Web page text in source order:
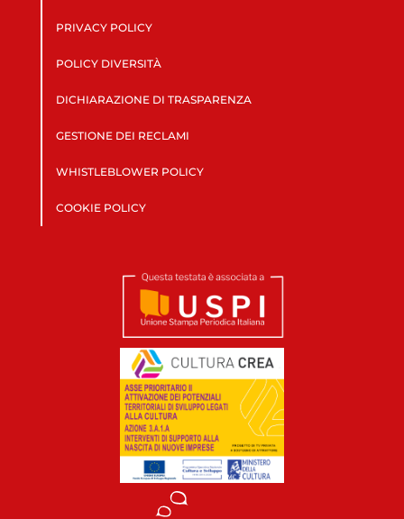
PRIVACY POLICY
POLICY DIVERSITÀ
DICHIARAZIONE DI TRASPARENZA
GESTIONE DEI RECLAMI
WHISTLEBLOWER POLICY
COOKIE POLICY